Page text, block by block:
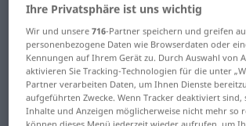
Deutsch-Schwedisch Wörterbuch
Deutsch-Schwedisch
für "beherzigen"
"beherzigen" Schwedisch
Ihre Privatsphäre ist uns wichtig
Wir und unsere716-Partner speichern und greifen
personenbezogene Daten wie Browserdaten oder
Kennungen auf Ihrem Gerät zu. Durch Auswahl von
aktivieren Sie Tracking-Technologien für die unter
Partner verarbeiten Daten, um Ihnen Dienste
aufgeführten Zwecke. Wenn Tracker deaktiviert sind,
Inhalte und Anzeigen möglicherweise nicht mehr so
können dieses Menü jederzeit wieder aufrufen, um